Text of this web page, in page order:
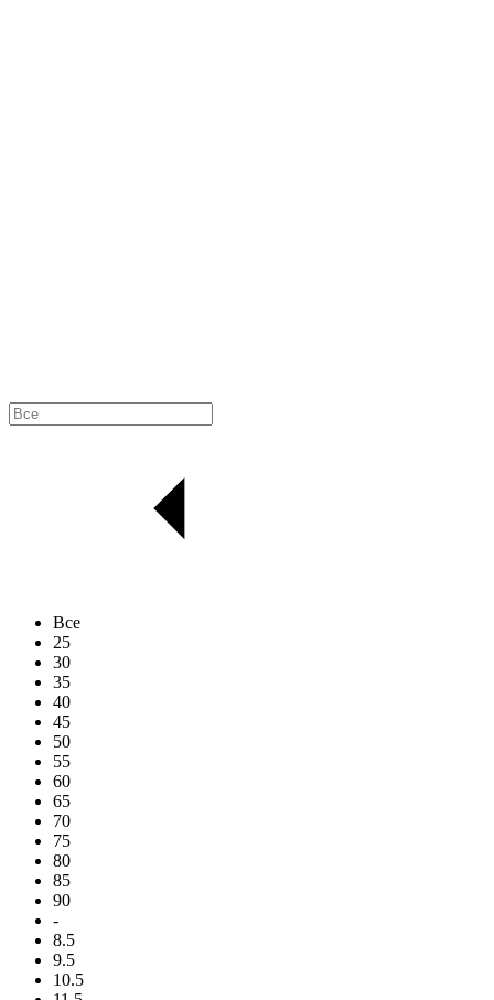
Все
25
30
35
40
45
50
55
60
65
70
75
80
85
90
-
8.5
9.5
10.5